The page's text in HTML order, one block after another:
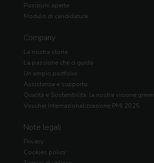
Posizioni aperte
Modulo di candidatura
Company
La nostra storia
La passione che ci guida
Un ampio portfolio
Assistenza e supporto
Qualità e Sostenibilità: la nostra visione green
Voucher Internazionalizzazione PMI 2025
Note legali
Privacy
Cookies policy